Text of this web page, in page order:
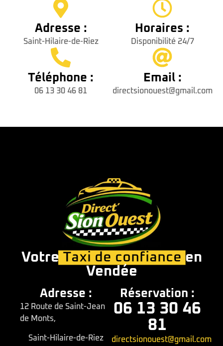
Adresse :
Saint-Hilaire-de-Riez
Horaires :
Disponibilité 24/7
Téléphone :
06 13 30 46 81
Email :
directsionouest@gmail.com
Votre Taxi de confiance en
Vendée
Adresse :
12 Route de Saint-Jean
de Monts,
Saint-Hilaire-de-Riez
Réservation :
06 13 30 46
81
directsionouest@gmail.com